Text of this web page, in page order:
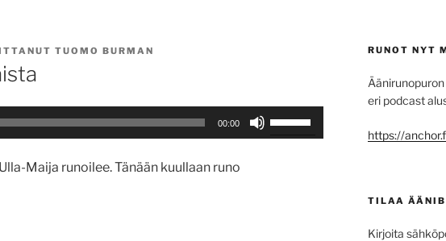
TUOMO BURMAN
00:00
Maija runoilee. Tänään kuullaan runo
RUNOT NYT
eri podcast
https://
TILAA
Kirjoita